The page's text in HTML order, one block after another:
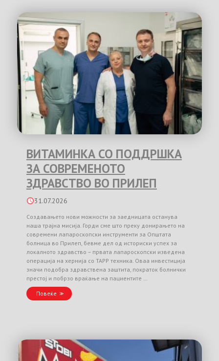
ВИТАМИНКА СО ПОДДРШКА
ЗА СОВРЕМЕНОТО
ЗДРАВСТВО ВО ПРИЛЕП
31.07.2026
Создавањето нови можности за заедницата останува
наша трајна мисија. Горди сме што преку донирањето на
современи лапароскопски инструменти за Општата
болница во Прилеп, бевме дел од историски успех за
локалното здравство – првата лапароскопски изведена
операција на хернија со TAPP техника. Оваа инвестиција
значи подобра здравствена заштита, пократок болнички
престој и побрзо враќање на пациентите …
Повеќе